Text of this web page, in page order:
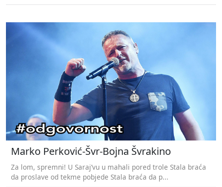
Marko Perković-Švr-Bojna Švrakino
Za lom, spremni! U Saraj’vu u mahali pored trole Stala braća
da proslave od tekme pobjede Stala braća da p...